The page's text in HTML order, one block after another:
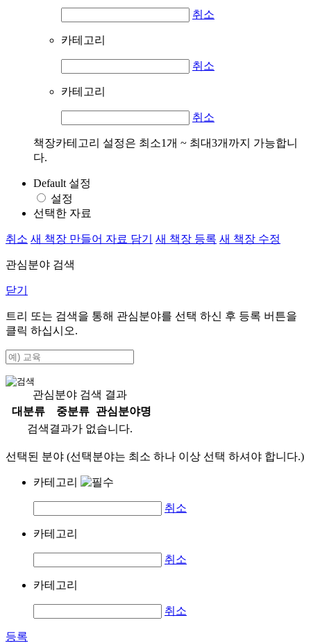
취소
카테고리
취소
카테고리
취소
책장카테고리 설정은 최소1개 ~ 최대3개까지 가능합니
다.
Default 설정
설정
선택한 자료
취소 새 책장 만들어 자료 담기 새 책장 등록 새 책장 수정
관심분야 검색
닫기
트리 또는 검색을 통해 관심분야를 선택 하신 후 등록 버튼을
클릭 하십시오.
관심분야 검색 결과
대분류
중분류
관심분야명
검색결과가 없습니다.
선택된 분야 (선택분야는 최소 하나 이상 선택 하셔야 합니다.)
카테고리
취소
카테고리
취소
카테고리
취소
등록